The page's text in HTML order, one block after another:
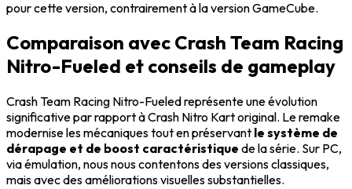
pour cette version, contrairement à la version GameCube.
Comparaison avec Crash Team Racing
Nitro-Fueled et conseils de gameplay
Crash Team Racing Nitro-Fueled représente une évolution
significative par rapport à Crash Nitro Kart original. Le remake
modernise les mécaniques tout en préservant le système de
dérapage et de boost caractéristique de la série. Sur PC,
via émulation, nous nous contentons des versions classiques,
mais avec des améliorations visuelles substantielles.